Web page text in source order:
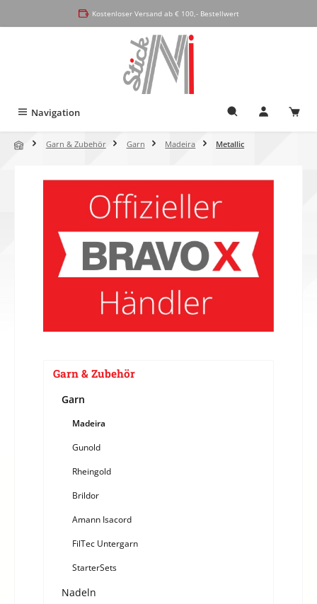
Kostenloser Versand ab € 100,- Bestellwert
Navigation
Garn & Zubehör Garn Madeira Metallic
Garn & Zubehör
Garn
Madeira
Gunold
Rheingold
Brildor
Amann Isacord
FilTec Untergarn
StarterSets
Nadeln